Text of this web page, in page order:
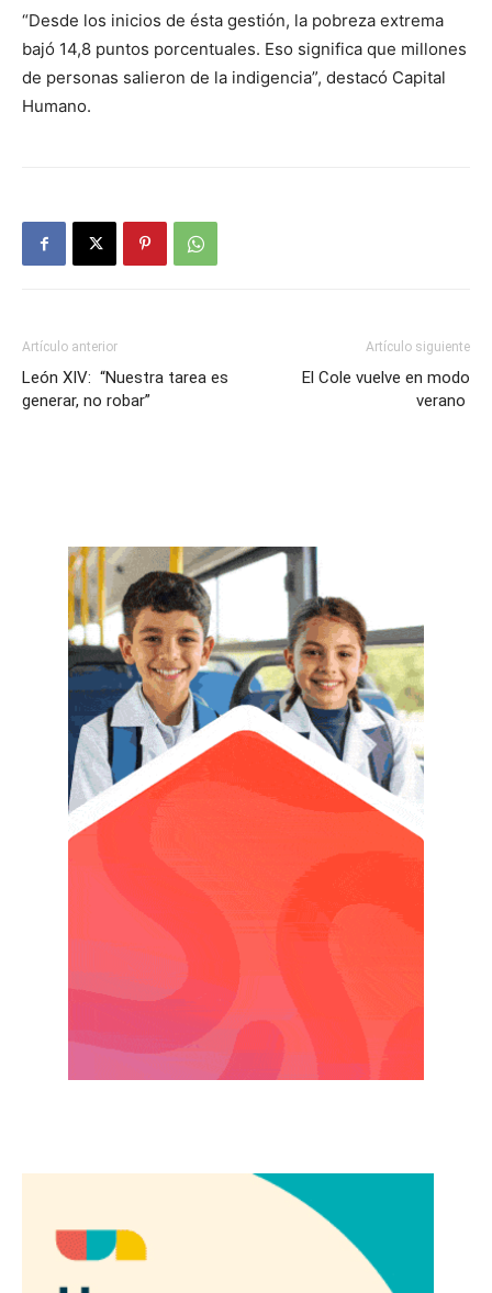
“Desde los inicios de ésta gestión, la pobreza extrema
bajó 14,8 puntos porcentuales. Eso significa que millones
de personas salieron de la indigencia”, destacó Capital
Humano.
Artículo anterior
León XIV: “Nuestra tarea es
generar, no robar”
Artículo siguiente
El Cole vuelve en modo
verano